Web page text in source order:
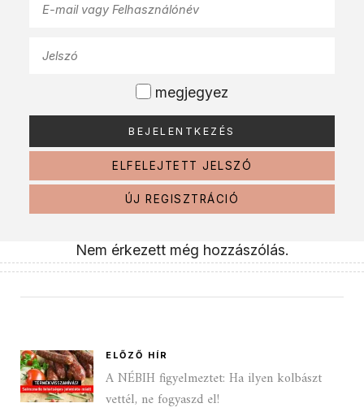
megjegyez
ELFELEJTETT JELSZÓ
ÚJ REGISZTRÁCIÓ
Nem érkezett még hozzászólás.
ELŐZŐ HÍR
A NÉBIH figyelmeztet: Ha ilyen kolbászt
vettél, ne fogyaszd el!